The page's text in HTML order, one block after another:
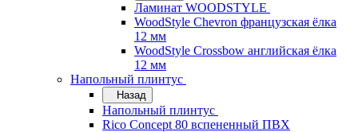
Ламинат WOODSTYLE
WoodStyle Chevron французская ёлка
12 мм
WoodStyle Crossbow английская ёлка
12 мм
Напольный плинтус
Назад
Напольный плинтус
Rico Concept 80 вспененный ПВХ